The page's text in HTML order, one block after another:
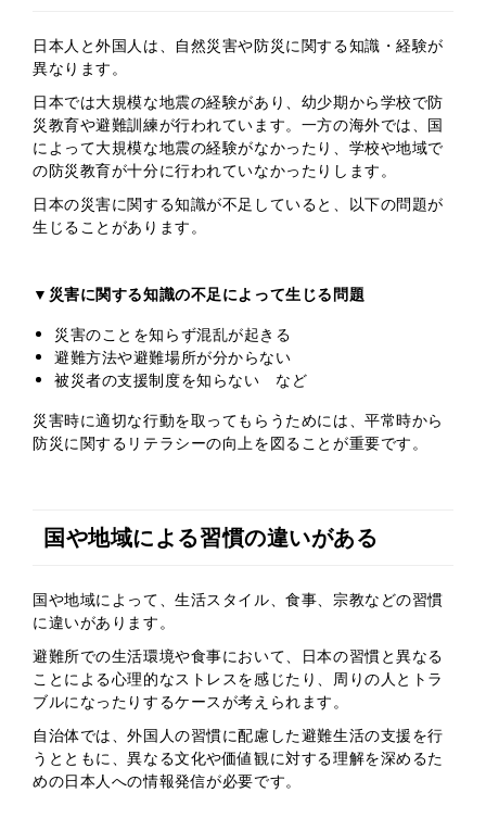
日本人と外国人は、自然災害や防災に関する知識・経験が
異なります。
日本では大規模な地震の経験があり、幼少期から学校で防
災教育や避難訓練が行われています。一方の海外では、国
によって大規模な地震の経験がなかったり、学校や地域で
の防災教育が十分に行われていなかったりします。
日本の災害に関する知識が不足していると、以下の問題が
生じることがあります。
▼災害に関する知識の不足によって生じる問題
災害のことを知らず混乱が起きる
避難方法や避難場所が分からない
被災者の支援制度を知らない など
災害時に適切な行動を取ってもらうためには、平常時から
防災に関するリテラシーの向上を図ることが重要です。
国や地域による習慣の違いがある
国や地域によって、生活スタイル、食事、宗教などの習慣
に違いがあります。
避難所での生活環境や食事において、日本の習慣と異なる
ことによる心理的なストレスを感じたり、周りの人とトラ
ブルになったりするケースが考えられます。
自治体では、外国人の習慣に配慮した避難生活の支援を行
うとともに、異なる文化や価値観に対する理解を深めるた
めの日本人への情報発信が必要です。